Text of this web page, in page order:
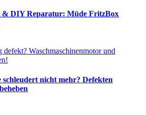
& DIY Reparatur: Müde FritzBox
schleudert nicht mehr? Defekten